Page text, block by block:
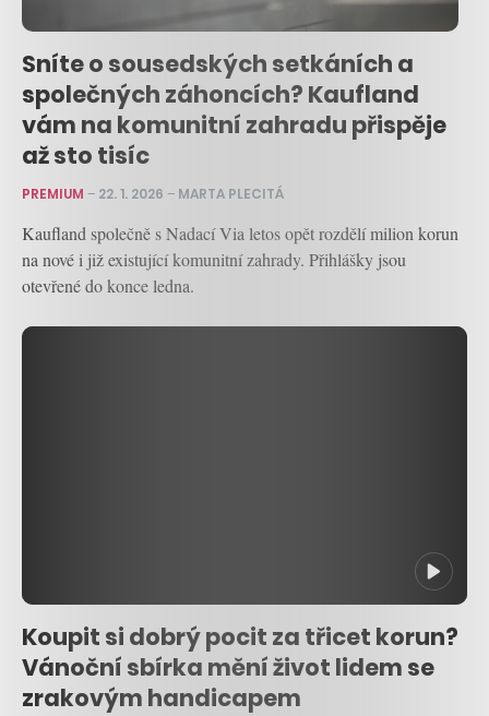
Sníte o sousedských setkáních a
společných záhoncích? Kaufland
vám na komunitní zahradu přispěje
až sto tisíc
PREMIUM – 22. 1. 2026 – MARTA PLECITÁ
Kaufland společně s Nadací Via letos opět rozdělí milion korun
na nové i již existující komunitní zahrady. Přihlášky jsou
otevřené do konce ledna.
Koupit si dobrý pocit za třicet korun?
Vánoční sbírka mění život lidem se
zrakovým handicapem